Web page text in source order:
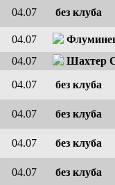
04.07 без клуба
04.07
04.07
Шахтер
04.07 без клуба
04.07 без клуба
04.07 без клуба
04.07 без клуба